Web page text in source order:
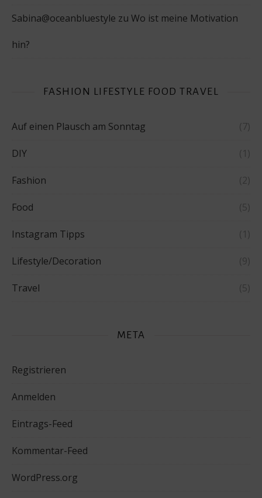
Sabina@oceanbluestyle zu Wo ist meine Motivation
hin?
FASHION LIFESTYLE FOOD TRAVEL
Auf einen Plausch am Sonntag (7)
DIY (1)
Fashion (2)
Food (5)
Instagram Tipps (1)
Lifestyle/Decoration (9)
Travel (5)
META
Registrieren
Anmelden
Eintrags-Feed
Kommentar-Feed
WordPress.org